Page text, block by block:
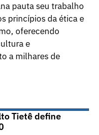
pauta seu trabalho
princípios da ética e
oferecendo
e
a milhares de
Tietê define